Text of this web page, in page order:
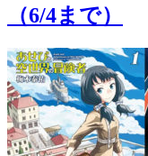
（6/4まで）